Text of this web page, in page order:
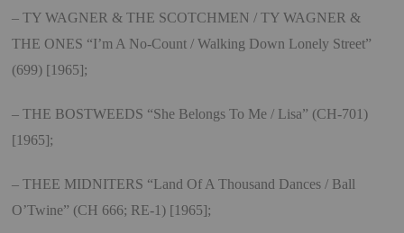
– TY WAGNER & THE SCOTCHMEN / TY WAGNER &
THE ONES “I’m A No-Count / Walking Down Lonely Street”
(699) [1965];
– THE BOSTWEEDS “She Belongs To Me / Lisa” (CH-701)
[1965];
– THEE MIDNITERS “Land Of A Thousand Dances / Ball
O’Twine” (CH 666; RE-1) [1965];